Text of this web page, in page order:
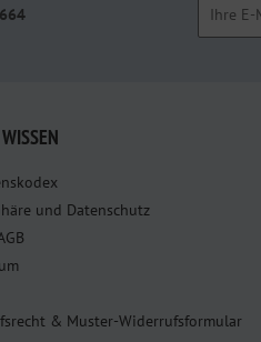
und Datenschutz
& Muster-Widerrufsformular